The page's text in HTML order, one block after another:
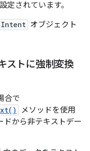
定されています。
Intent オブジェクト
ストに強制変換
合で
メソッドを使用
ドから非テキストデー